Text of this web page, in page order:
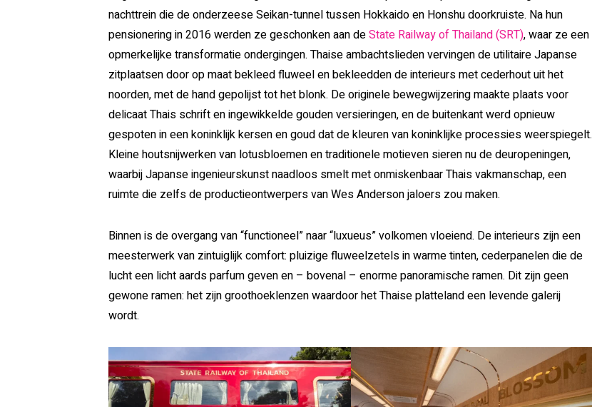
nachttrein die de onderzeese Seikan-tunnel tussen Hokkaido en Honshu doorkruiste. Na hun
pensionering in 2016 werden ze geschonken aan deState Railway of Thailand (SRT), waar ze een
opmerkelijke transformatie ondergingen. Thaise ambachtslieden vervingen de utilitaire Japanse
zitplaatsen door op maat bekleed fluweel en bekleedden de interieurs met cederhout uit het
noorden, met de hand gepolijst tot het blonk. De originele bewegwijzering maakte plaats voor
delicaat Thais schrift en ingewikkelde gouden versieringen, en de buitenkant werd opnieuw
gespoten in een koninklijk kersen en goud dat de kleuren van koninklijke processies weerspiegelt.
Kleine houtsnijwerken van lotusbloemen en traditionele motieven sieren nu de deuropeningen,
waarbij Japanse ingenieurskunst naadloos smelt met onmiskenbaar Thais vakmanschap, een
ruimte die zelfs de productieontwerpers van Wes Anderson jaloers zou maken.
Binnen is de overgang van “functioneel” naar “luxueus” volkomen vloeiend. De interieurs zijn een
meesterwerk van zintuiglijk comfort: pluizige fluweelzetels in warme tinten, cederpanelen die de
lucht een licht aards parfum geven en – bovenal – enorme panoramische ramen. Dit zijn geen
gewone ramen: het zijn groothoeklenzen waardoor het Thaise platteland een levende galerij
wordt.